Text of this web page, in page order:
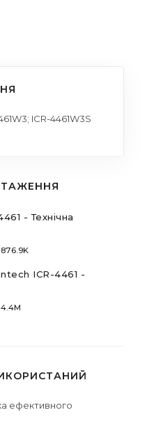
ICR-4461W3S
- Технічна
ICR-4461 -
ефективного